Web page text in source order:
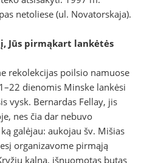
netoliese (ul. Novatorskaja).
Jūs pirmąkart lankėtės
rekolekcijas poilsio namuose
dienomis Minske lankėsi
vysk. Bernardas Fellay, jis
nes čia dar nebuvo
galėjau: aukojau šv. Mišias
organizavome pirmąją
kalną, išnuomotas butas